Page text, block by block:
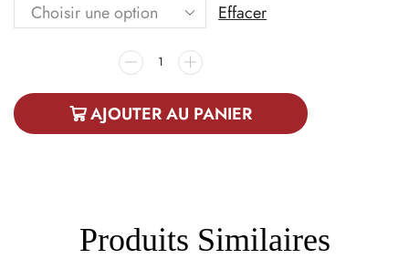
Effacer
AJOUTER AU PANIER
Produits Similaires